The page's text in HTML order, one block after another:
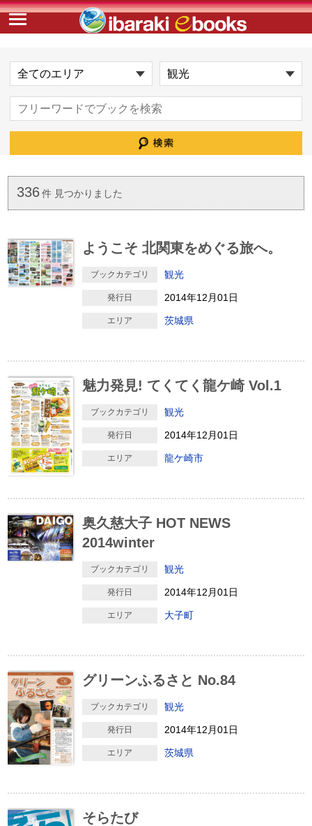
336 件 見つかりました
ようこそ 北関東をめぐる旅へ。
ブックカテゴリ 観光
発行日 2014年12月01日
エリア 茨城県
魅力発見! てくてく龍ケ崎 Vol.1
ブックカテゴリ 観光
発行日 2014年12月01日
エリア 龍ケ崎市
奥久慈大子 HOT NEWS
2014winter
ブックカテゴリ 観光
発行日 2014年12月01日
エリア 大子町
グリーンふるさと No.84
ブックカテゴリ 観光
発行日 2014年12月01日
エリア 茨城県
そらたび